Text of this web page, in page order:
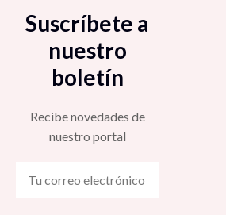
La composición de una región
la violencia: Chimalhuacán,
El enfoque de género del siglo
Suscríbete a
nuestro
boletín
Recibe novedades de
nuestro portal